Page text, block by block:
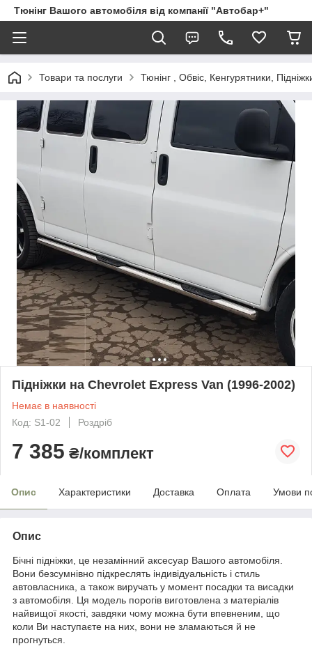
Тюнінг Вашого автомобіля від компанії "Автобар+"
Товари та послуги Тюнінг , Обвіс, Кенгурятники,
Підніжки на Chevrolet Express Van (1996-2002)
Немає в наявності
Код: S1-02
Роздріб
7 385 ₴/комплект
Опис Характеристики Доставка Оплата Умови
Опис
Бічні підніжки, це незамінний аксесуар Вашого автомобіля.
Вони безсумнівно підкреслять індивідуальність і стиль
автовласника, а також виручать у момент посадки та висадки
з автомобіля. Ця модель порогів виготовлена з матеріалів
найвищої якості, завдяки чому можна бути впевненим, що
коли Ви наступаєте на них, вони не зламаються й не
прогнуться.